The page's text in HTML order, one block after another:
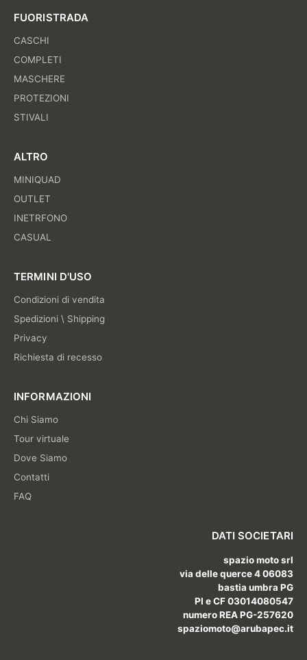
FUORISTRADA
CASCHI
COMPLETI
MASCHERE
PROTEZIONI
STIVALI
ALTRO
MINIQUAD
OUTLET
INETRFONO
CASUAL
TERMINI D'USO
Condizioni di vendita
Spedizioni \ Shipping
Privacy
Richiesta di recesso
INFORMAZIONI
Chi Siamo
Tour virtuale
Dove Siamo
Contatti
FAQ
DATI SOCIETARI
spazio moto srl
via delle querce 4 06083
bastia umbra PG
PI e CF 03014080547
numero REA PG-257620
spaziomoto@arubapec.it